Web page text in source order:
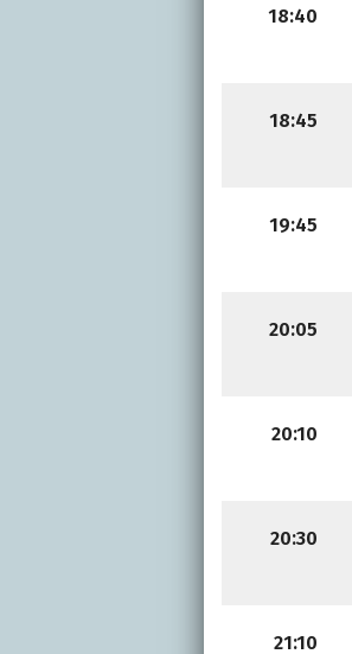
18:40
18:45
19:45
20:05
20:10
20:30
21:10